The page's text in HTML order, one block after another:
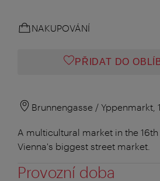
NAKUPOVÁNÍ
PŘIDAT DO
Brunnengasse / Yppenmarkt,
A multicultural market in the
Vienna's biggest street market.
Provozní doba